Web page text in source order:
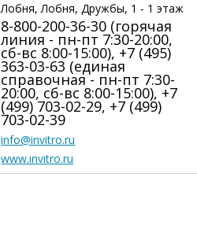
Лобня, Лобня, Дружбы, 1 - 1 этаж
8-800-200-36-30 (горячая
линия - пн-пт 7:30-20:00,
сб-вс 8:00-15:00), +7 (495)
363-03-63 (единая
справочная - пн-пт 7:30-
20:00, сб-вс 8:00-15:00), +7
(499) 703-02-29, +7 (499)
703-02-39
info@invitro.ru
www.invitro.ru